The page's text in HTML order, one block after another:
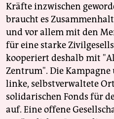
Kräfte inzwischen
braucht es
und vor allem mit den
für eine starke
kooperiert deshalb mit
Zentrum". Die
linke, selbstverwaltete
solidarischen Fonds für
auf. Eine offene